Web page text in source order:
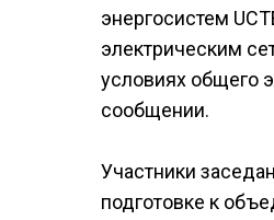
энергосистем
электрическим
условиях общего
сообщении.
Участники
подготовке к